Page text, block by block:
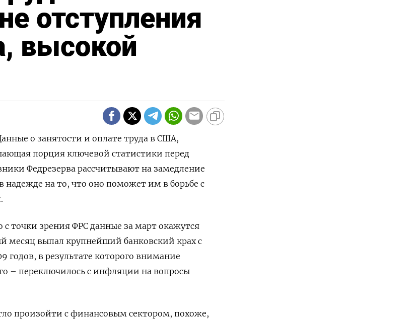
отступления
высокой
о занятости и оплате труда в США,
порция ключевой статистики перед
Федрезерва рассчитывают на замедление
надежде на то, что оно поможет им в борьбе с
точки зрения ФРС данные за март окажутся
месяц выпал крупнейший банковский крах с
годов, в результате которого внимание
– переключилось с инфляции на вопросы
произойти с финансовым сектором, похоже,